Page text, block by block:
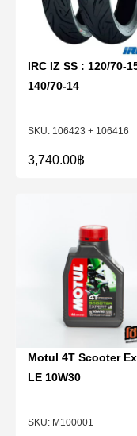
106423 + 106416
IRC IZ SS : 120/70-
140/70-14
3,740.00฿
M100001
Motul 4T Scooter
LE 10W30